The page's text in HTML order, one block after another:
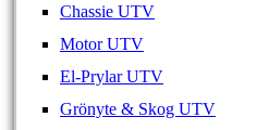
Chassie UTV
Motor UTV
El-Prylar UTV
Grönyte & Skog UTV